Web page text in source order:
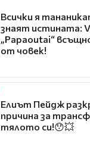
Всички я
знаят истината:
„Papaoutai“
от човек!
Елиът Пейдж
причина за
тялото си!😯💥